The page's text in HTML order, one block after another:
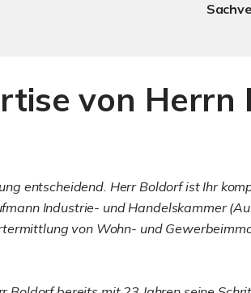
von Herrn
entscheidend. Herr Boldorf ist Ihr
Industrie- und Handelskammer
von Wohn- und